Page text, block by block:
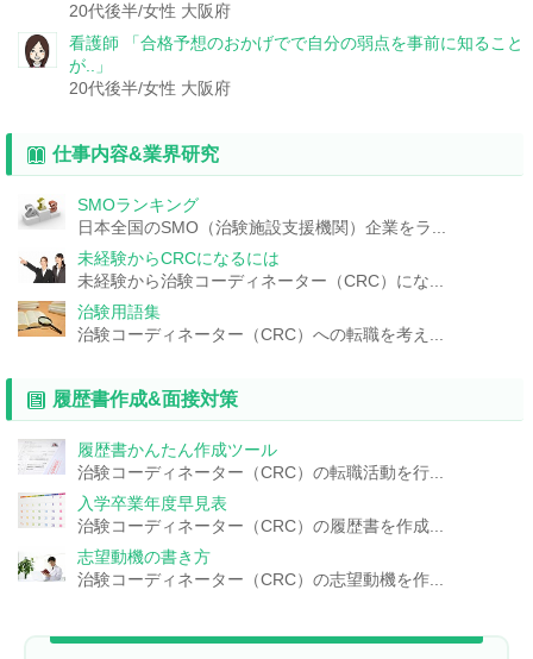
20代後半/女性 大阪府
看護師 「合格予想のおかげでで自分の弱点を事前に知ること
が..」
20代後半/女性 大阪府
仕事内容&業界研究
SMOランキング
日本全国のSMO（治験施設支援機関）企業をラ...
未経験からCRCになるには
未経験から治験コーディネーター（CRC）にな...
治験用語集
治験コーディネーター（CRC）への転職を考え...
履歴書作成&面接対策
履歴書かんたん作成ツール
治験コーディネーター（CRC）の転職活動を行...
入学卒業年度早見表
治験コーディネーター（CRC）の履歴書を作成...
志望動機の書き方
治験コーディネーター（CRC）の志望動機を作...